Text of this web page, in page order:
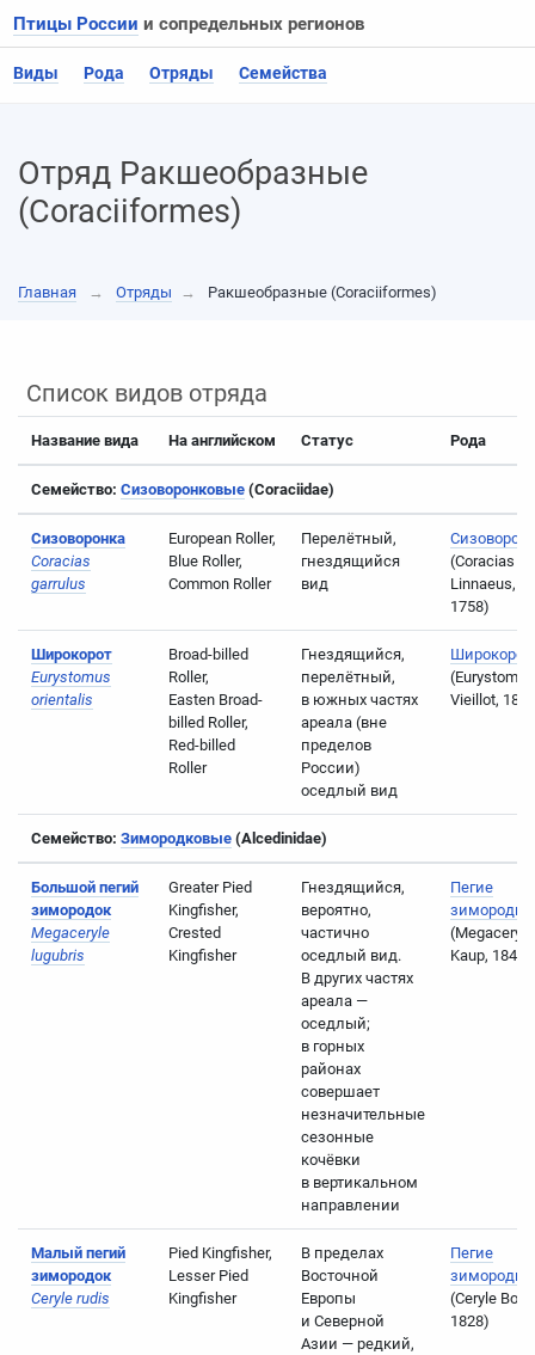
Птицы России и сопредельных регионов
Виды Рода Отряды Семейства
Отряд Ракшеобразные
(Coraciiformes)
Главная → Отряды → Ракшеобразные (Coraciiformes)
Список видов отряда
Название вида На английском Статус Рода
Семейство: Сизоворонковые(Coraciidae)
Сизоворонка
Coracias
garrulus
European Roller,
Blue Roller,
Common Roller
Перелётный,
гнездящийся
вид
(Coracias
Linnaeus,
1758)
Широкорот
Eurystomus
orientalis
Broad-billed
Roller,
Easten Broad-
billed Roller,
Red-billed
Roller
Гнездящийся,
перелётный,
в южных частях
ареала (вне
пределов
России)
оседлый вид
(Eurystomus
Vieillot,
Семейство: Зимородковые(Alcedinidae)
Большой пегий
зимородок
Megaceryle
lugubris
Greater Pied
Kingfisher,
Crested
Kingfisher
Гнездящийся,
вероятно,
частично
оседлый вид.
В других частях
ареала —
оседлый;
в горных
районах
совершает
незначительные
сезонные
кочёвки
в вертикальном
направлении
Пегие
зимородки
(Megaceryle
Kaup, 1848)
Малый пегий
зимородок
Ceryle rudis
Pied Kingfisher,
Lesser Pied
Kingfisher
В пределах
Восточной
Европы
и Северной
Азии — редкий,
Пегие
зимородки
(Ceryle Boie,
1828)